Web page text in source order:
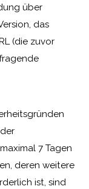
über
das
(die zuvor
7 Tagen
deren weitere
ist, sind